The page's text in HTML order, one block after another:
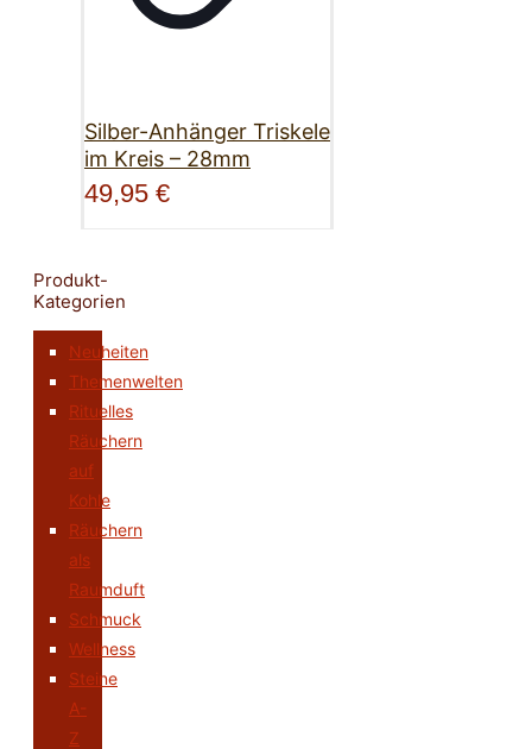
Silber-Anhänger Triskele
im Kreis – 28mm
49,95 €
Produkt-
Kategorien
Neuheiten
Themenwelten
Rituelles
Räuchern
auf
Kohle
Räuchern
als
Raumduft
Schmuck
Wellness
Steine
A-
Z